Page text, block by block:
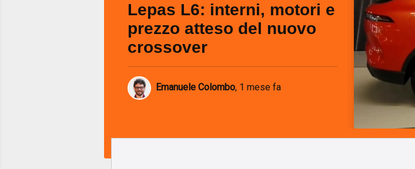
Lepas L6: interni, motori e
prezzo atteso del nuovo
crossover
Emanuele Colombo, 1 mese fa